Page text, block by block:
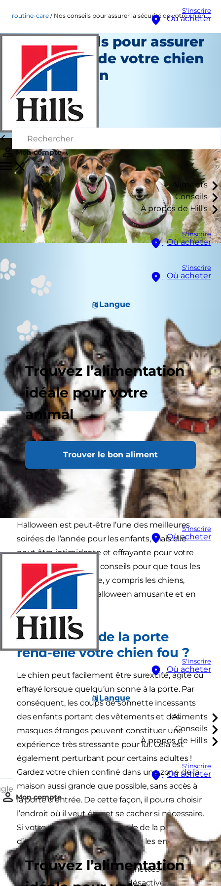
S'inscrire
Où acheter
Mon compte
Aliments
Conseils
À propos de Hill's
S'inscrire
Où acheter
S'inscrire
Où acheter
Langue
Trouvez l’alimentation
idéale pour votre
animal
Trouver le bon aliment
S'inscrire
Où acheter
S'inscrire
Où acheter
Langue
Aliments
Conseils
À propos de Hill's
S'inscrire
Où acheter
Mon compte
Trouvez l’alimentation
routine-care Nos conseils pour assurer la sécurité de votre chien à Halloween
Nos conseils pour assurer
la sécurité de votre chien
à Halloween
Soins du quotidien
Staff Author
Septembre 03, 2024
Halloween est peut-être l’une des meilleures
soirées de l’année pour les enfants, mais elle
peut être intimidante et effrayante pour votre
chien. Voici quelques conseils pour que tous les
membres de la famille, y compris les chiens,
passent une fête d’Halloween amusante et en
toute sécurité.
La sonnette de la porte
rend-elle votre chien fou ?
Le chien peut facilement être surexcité, agité ou
effrayé lorsque quelqu’un sonne à la porte. Par
conséquent, les coups de sonnette incessants
des enfants portant des vêtements et des
masques étranges peuvent constituer une
expérience très stressante pour lui. Cela est
également perturbant pour certains adultes !
Gardez votre chien confiné dans une zone de la
maison aussi grande que possible, sans accès à
la porte d’entrée. De cette façon, il pourra choisir
l’endroit où il veut être et se cacher si nécessaire.
Si votre chien aboie, éloignez-le de la porte
d’entrée pour éviter qu’il n'effraie les enfants.
De nombreuses nouvelles sonnettes
intelligentes permettent de désactiver le